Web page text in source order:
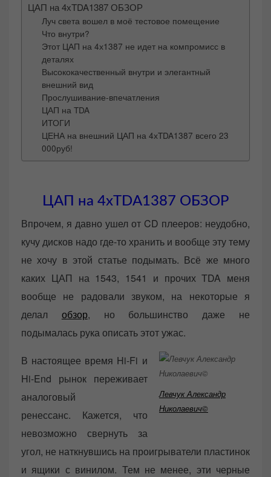
ЦАП на 4хTDA1387 ОБЗОР
Луч света вошел в моё тестовое помещение
Что внутри?
Этот ЦАП на 4х1387 не идет на компромисс в
деталях
Высококачественный внутри и элегантный
внешний вид
Прослушивание-впечатления
ЦАП на TDA
ИТОГИ
ЦЕНА на внешний ЦАП на 4хTDA1387 всего 23
000руб!
ЦАП на 4хTDA1387 ОБЗОР
Впрочем, я давно ушел от CD плееров: неудобно,
кучу дисков надо где-то хранить и вообще эту тему
не хочу в этой статье подымать. Всё же много
каких ЦАП на 1543, 1541 и прочих TDA меня
вообще не радовали звуком, на некоторые я
делал обзор, но большинство даже не
подымалась рука описать этот ужас.
Левчук Александр
Николаевич©
В настоящее время Hi-Fi и
Hi-End рынок переживает
аналоговый
ренессанс. Кажется, что
невозможно свернуть за
угол, не наткнувшись на проигрыватели пластинок
и ящики с винилом. Тем не менее, эти черные